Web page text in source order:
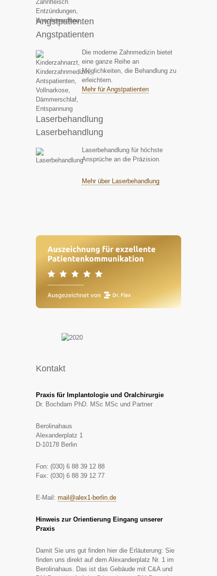
Angstpatienten
Angstpatienten
Die moderne Zahnmedizin bietet
eine ganze Reihe an
Möglichkeiten, die Behandlung zu
erleichtern.
Mehr für Angstpatienten
Laserbehandlung
Laserbehandlung
Laserbehandlung für höchste
Ansprüche an die Präzision.
Mehr über Laserbehandlung
Kontakt
Praxis für Implantologie und Oralchirurgie
Dr. Bochdam PhD. MSc MSc und Partner
Berolinahaus
Alexanderplatz 1
D-10178 Berlin
Fon: (030) 6 88 39 12 88
Fax: (030) 6 88 39 12 77
E-Mail: mail@alex1-berlin.de
Hinweis zur Orientierung Eingang unserer
Praxis
Damit Sie uns gut finden hier die Erläuterung: Sie
finden uns direkt auf dem Alexanderplatz Nr. 1 im
Berolinahaus. Das ist das Gebäude mit C&A und